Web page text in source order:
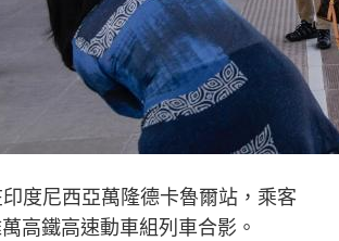
度尼西亞萬隆德卡魯爾站，乘客
高鐵高速動車組列車合影。